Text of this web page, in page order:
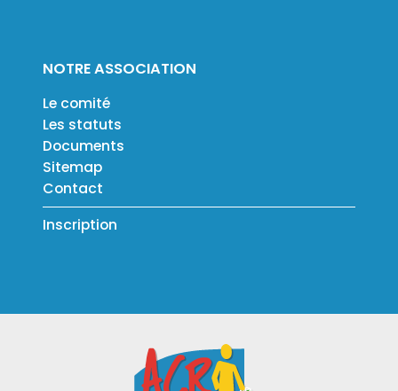
NOTRE ASSOCIATION
Le comité
Les statuts
Documents
Sitemap
Contact
Inscription